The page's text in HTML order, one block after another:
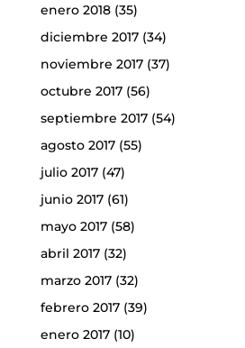
enero 2018(35)
diciembre 2017(34)
noviembre 2017(37)
octubre 2017(56)
septiembre 2017(54)
agosto 2017(55)
julio 2017(47)
junio 2017(61)
mayo 2017(58)
abril 2017(32)
marzo 2017(32)
febrero 2017(39)
enero 2017(10)